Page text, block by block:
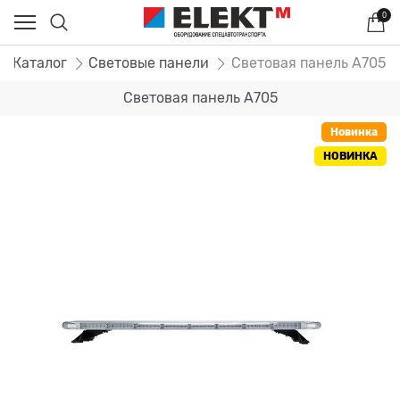
0
Каталог Световые панели Световая панель A705
Световая панель A705
Новинка
НОВИНКА